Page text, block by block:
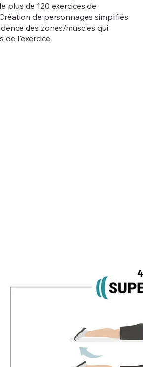
plus de 120 exercices de
de personnages simplifiés
des zones/muscles qui
de l'exercice.